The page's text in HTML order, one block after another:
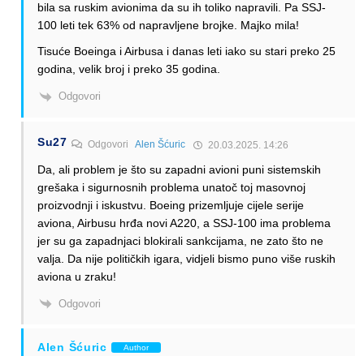
bila sa ruskim avionima da su ih toliko napravili. Pa SSJ-
100 leti tek 63% od napravljene brojke. Majko mila!
Tisuće Boeinga i Airbusa i danas leti iako su stari preko 25
godina, velik broj i preko 35 godina.
Odgovori
Su27 Odgovori Alen Šćuric 20.03.2025. 14:26
Da, ali problem je što su zapadni avioni puni sistemskih
grešaka i sigurnosnih problema unatoč toj masovnoj
proizvodnji i iskustvu. Boeing prizemljuje cijele serije
aviona, Airbusu hrđa novi A220, a SSJ-100 ima problema
jer su ga zapadnjaci blokirali sankcijama, ne zato što ne
valja. Da nije političkih igara, vidjeli bismo puno više ruskih
aviona u zraku!
Odgovori
Alen Šćuric Author